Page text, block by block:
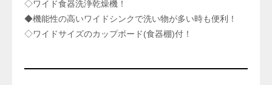
◇ワイド食器洗浄乾燥機！
◆機能性の高いワイドシンクで洗い物が多い時も便利！
◇ワイドサイズのカップボード(食器棚)付！